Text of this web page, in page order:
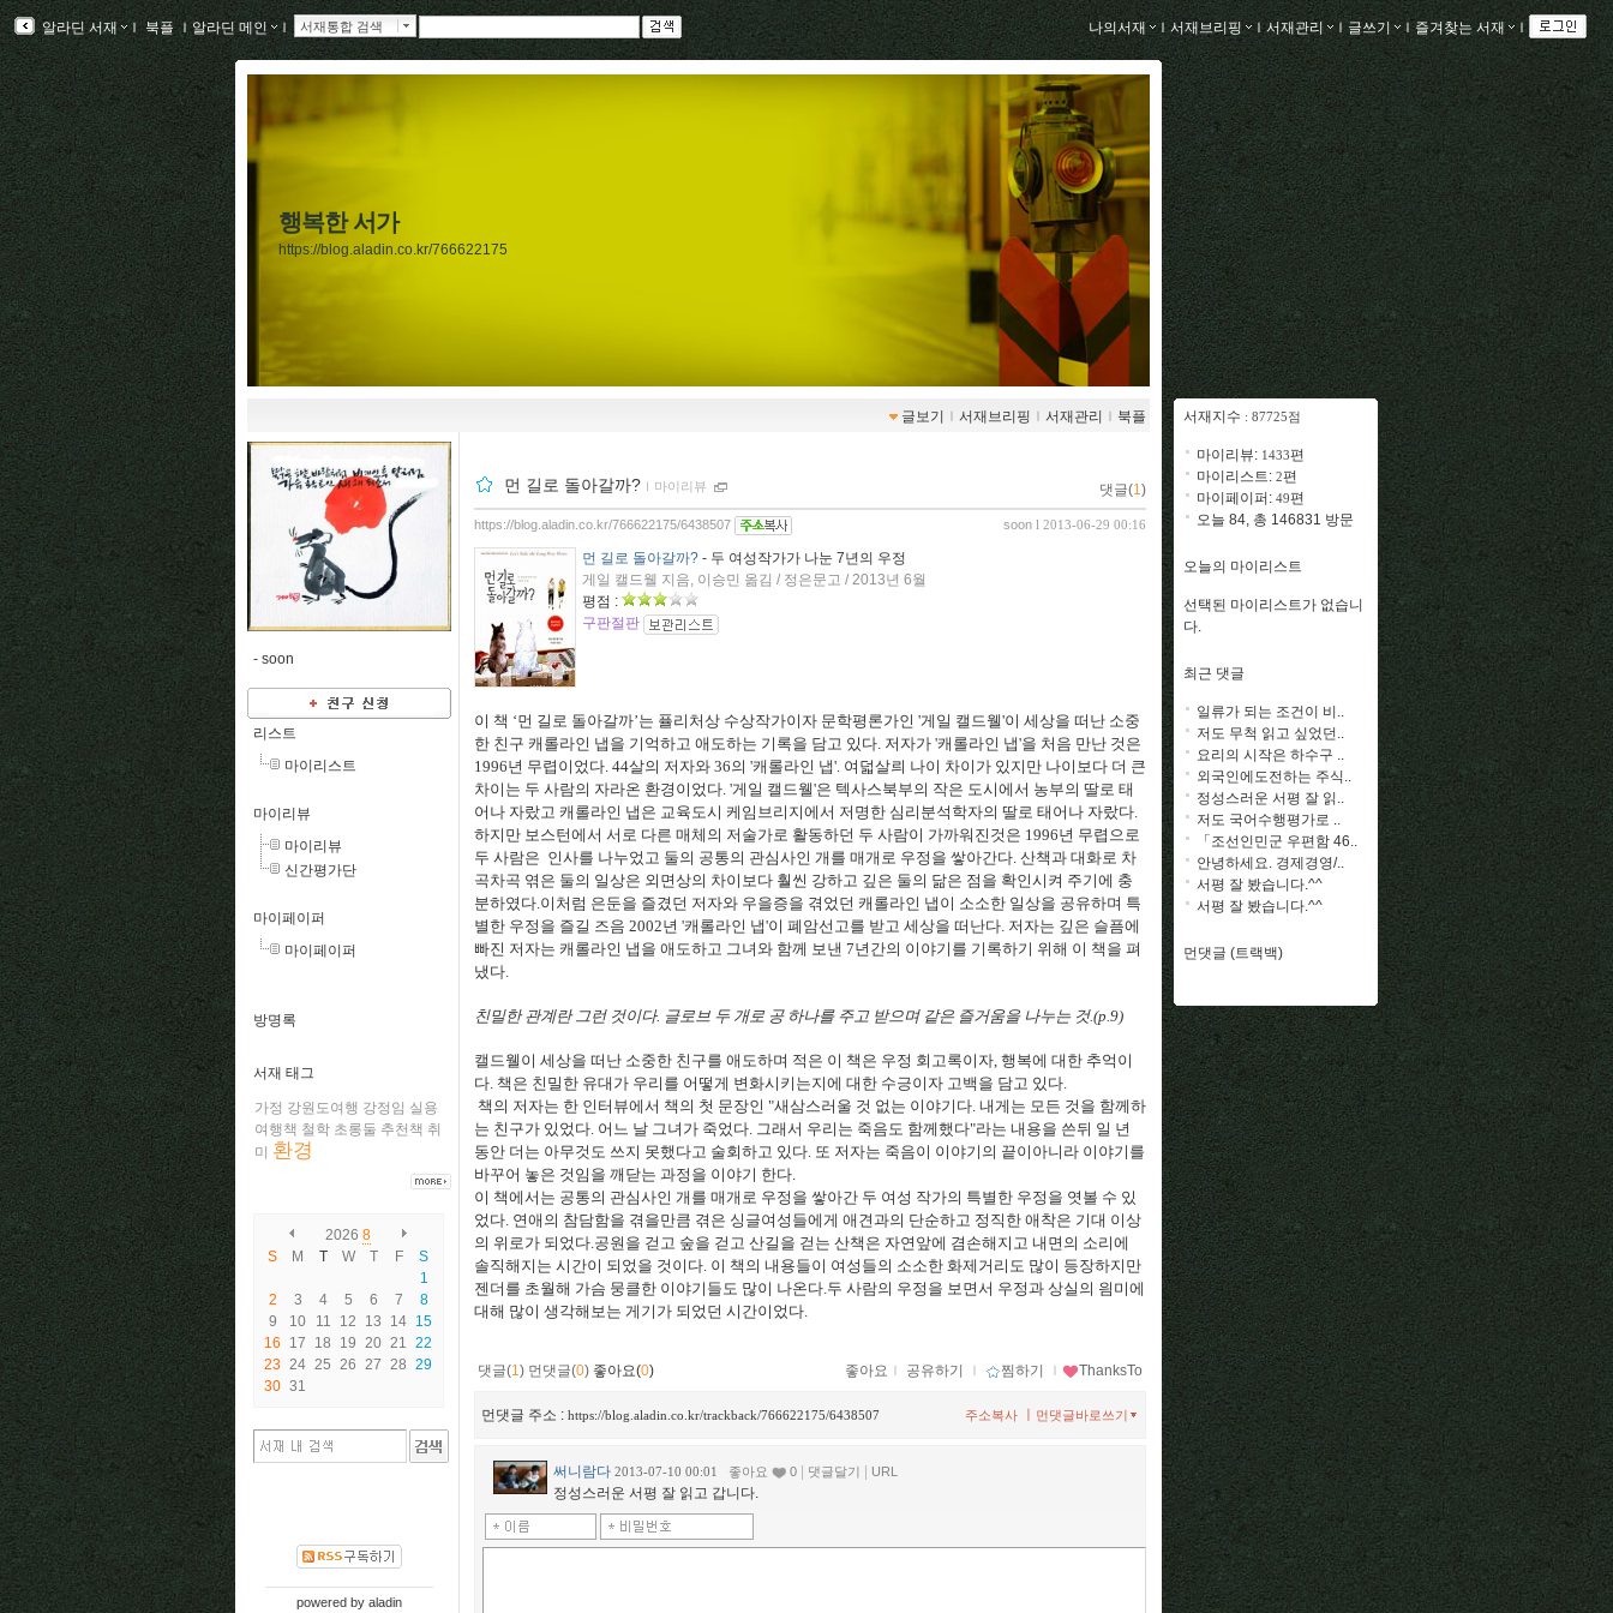
알라딘 서재 ｌ 북플 ｌ알라딘 메인 ｌ 서재통합 검색 나의서재 ｌ서재브리핑 ｌ서재관리 ｌ 글쓰기 ｌ즐겨찾는 서재 ｌ
행복한 서가
https://blog.aladin.co.kr/766622175
글보기 ｌ 서재브리핑 ｌ 서재관리 ｌ 북플
- soon
리스트
마이리스트
마이리뷰
마이리뷰
신간평가단
마이페이퍼
마이페이퍼
방명록
서재 태그
가정 강원도여행 강정임 실용
여행책 철학 초롱둘 추천책 취
미
환경
2026 8
S
M T W T F
S
1
2
3 4 5 6 7
8
9
10 11 12 13 14 15
16
17 18 19 20 21 22
23 24 25 26 27 28 29
30 31
powered by aladin
먼 길로 돌아갈까? ｌ 마이리뷰 댓글(1)
soon l 2013-06-29 00:16
https://blog.aladin.co.kr/766622175/6438507
먼 길로 돌아갈까? - 두 여성작가가 나눈 7년의 우정
게일 캘드웰 지음, 이승민 옮김 / 정은문고 / 2013년 6월
평점 :
구판절판
이 책 ‘먼 길로 돌아갈까’는 퓰리처상 수상작가이자 문학평론가인 '게일 캘드웰'이 세상을 떠난 소중
한 친구 캐롤라인 냅을 기억하고 애도하는 기록을 담고 있다. 저자가 '캐롤라인 냅'을 처음 만난 것은
1996년 무렵이었다. 44살의 저자와 36의 '캐롤라인 냅'. 여덟살릐 나이 차이가 있지만 나이보다 더 큰
차이는 두 사람의 자라온 환경이었다. '게일 캘드웰'은 텍사스북부의 작은 도시에서 농부의 딸로 태
어나 자랐고 캐롤라인 냅은 교육도시 케임브리지에서 저명한 심리분석학자의 딸로 태어나 자랐다.
하지만 보스턴에서 서로 다른 매체의 저술가로 활동하던 두 사람이 가까워진것은 1996년 무렵으로
두 사람은 인사를 나누었고 둘의 공통의 관심사인 개를 매개로 우정을 쌓아간다. 산책과 대화로 차
곡차곡 엮은 둘의 일상은 외면상의 차이보다 훨씬 강하고 깊은 둘의 닮은 점을 확인시켜 주기에 충
분하였다.이처럼 은둔을 즐겼던 저자와 우을증을 겪었던 캐롤라인 냅이 소소한 일상을 공유하며 특
별한 우정을 즐길 즈음 2002년 '캐롤라인 냅'이 폐암선고를 받고 세상을 떠난다. 저자는 깊은 슬픔에
빠진 저자는 캐롤라인 냅을 애도하고 그녀와 함께 보낸 7년간의 이야기를 기록하기 위해 이 책을 펴
냈다.
친밀한 관계란 그런 것이다. 글로브 두 개로 공 하나를 주고 받으며 같은 즐거움을 나누는 것.(p.9)
캘드웰이 세상을 떠난 소중한 친구를 애도하며 적은 이 책은 우정 회고록이자, 행복에 대한 추억이
다. 책은 친밀한 유대가 우리를 어떻게 변화시키는지에 대한 수긍이자 고백을 담고 있다.
책의 저자는 한 인터뷰에서 책의 첫 문장인 "새삼스러울 것 없는 이야기다. 내게는 모든 것을 함께하
는 친구가 있었다. 어느 날 그녀가 죽었다. 그래서 우리는 죽음도 함께했다"라는 내용을 쓴뒤 일 년
동안 더는 아무것도 쓰지 못했다고 술회하고 있다. 또 저자는 죽음이 이야기의 끝이아니라 이야기를
바꾸어 놓은 것임을 깨닫는 과정을 이야기 한다.
이 책에서는 공통의 관심사인 개를 매개로 우정을 쌓아간 두 여성 작가의 특별한 우정을 엿볼 수 있
었다. 연애의 참담함을 겪을만큼 겪은 싱글여성들에게 애견과의 단순하고 정직한 애착은 기대 이상
의 위로가 되었다.공원을 걷고 숲을 걷고 산길을 걷는 산책은 자연앞에 겸손해지고 내면의 소리에
솔직해지는 시간이 되었을 것이다. 이 책의 내용들이 여성들의 소소한 화제거리도 많이 등장하지만
젠더를 초월해 가슴 뭉클한 이야기들도 많이 나온다.두 사람의 우정을 보면서 우정과 상실의 읨미에
대해 많이 생각해보는 게기가 되었던 시간이었다.
댓글(1) 먼댓글(0) 좋아요(0) 좋아요 ｌ 공유하기 ｌ 찜하기 ｌ ThanksTo
먼댓글 주소 : https://blog.aladin.co.kr/trackback/766622175/6438507 먼댓글바로쓰기
주소복사
써니람다 2013-07-10 00:01 좋아요 0 댓글달기 URL
정성스러운 서평 잘 읽고 갑니다.
서재지수 : 87725점
마이리뷰: 1433편
마이리스트: 2편
마이페이퍼: 49편
오늘 84, 총 146831 방문
오늘의 마이리스트
선택된 마이리스트가 없습니
다.
최근 댓글
일류가 되는 조건이 비..
저도 무척 읽고 싶었던..
요리의 시작은 하수구 ..
외국인에도전하는 주식..
정성스러운 서평 잘 읽..
저도 국어수행평가로 ..
「조선인민군 우편함 46..
안녕하세요. 경제경영/..
서평 잘 봤습니다.^^
서평 잘 봤습니다.^^
먼댓글 (트랙백)